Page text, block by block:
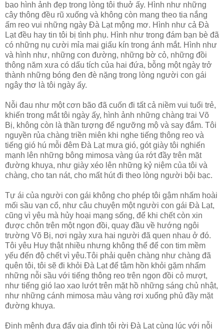
bao hình ảnh đẹp trong lòng tôi thuở ấy. Hình như những
cây thông đều rũ xuống và không còn mang theo tia nắng
ấm reo vui những ngày Ðà Lạt mộng mơ. Hình như cả Ðà
Lạt đều hay tin tôi bị tình phụ. Hình như trong đám bạn bè đã
có những nụ cười mỉa mai giấu kín trong ánh mắt. Hình như
và hình như, những con đường, những bờ cỏ, những đồi
thông năm xưa có dấu tích của hai đứa, bỗng một ngày trở
thành những bóng đen đè nặng trong lòng người con gái
ngây thơ là tôi ngày ấy.
Nỗi đau như một cơn bão đã cuốn đi tất cả niềm vui tuổi trẻ,
khiến trong mắt tôi ngày ấy, hình ảnh những chàng trai Võ
Bị, không còn là thần tượng để ngưỡng mộ và say đắm. Tôi
nguyền rủa chàng triền miên khi nghe tiếng thông reo và
tiếng gió hú mỗi đêm Ðà Lạt mưa gió, gót giày tôi nghiến
mạnh lên những bông mimosa vàng úa rớt đầy trên mặt
đường khuya, như giày xéo lên những kỷ niệm của tôi và
chàng, cho tan nát, cho mất hút đi theo lòng người bội bạc.
Tự ái của người con gái không cho phép tôi gậm nhấm hoài
mối sầu vạn cổ, như câu chuyện một người con gái Ðà Lạt,
cũng vì yêu mà hủy hoại mạng sống, để khi chết còn xin
được chôn trên một ngọn đồi, quay đầu về hướng ngôi
trường Võ Bị, nơi ngày xưa hai người đã quen nhau ở đó.
Tôi yêu Huy thật nhiều nhưng không thể để con tim mềm
yếu đến độ chết vì yêu.Tôi phải quên chàng như chàng đã
quên tôi, tôi sẽ đi khỏi Ðà Lạt để tâm hồn khỏi gặm nhấm
những nỗi sầu với tiếng thông reo trên ngọn đồi cỏ mượt,
như tiếng gió lao xao lướt trên mặt hồ những sáng chủ nhật,
như những cánh mimosa màu vàng rơi xuống phủ đầy mặt
đường khuya.
Ðịnh mệnh đưa đẩy gia đình tôi rời Ðà Lạt cùng lúc với nỗi